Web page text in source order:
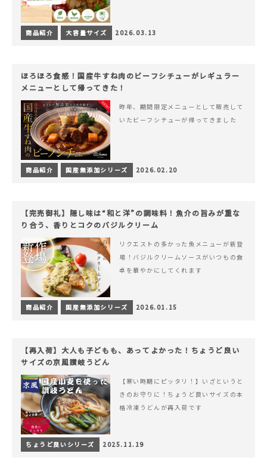
商品紹介 大容量サイズ 2026.03.13
ほろほろ食感！国産牛すね肉のビーフシチューがレギュラー
メニューとして帰ってきた！
昨年、期間限定メニューとして販売して
いたビーフシチューが帰ってきました
商品紹介 国産無添加シリーズ 2026.02.20
【完売御礼】隠し味は“和と洋”の調味料！魚介の旨みが重な
り合う、香りとコクのバジルクリーム
リクエストの多かった魚メニューが新登
場！バジルクリームソースがいつもの食
卓を華やかにしてくれます
商品紹介 国産無添加シリーズ 2026.01.15
【再入荷】大人も子どもも、あってよかった！ちょうど良い
サイズの京風讃岐うどん
【寒い時期にピッタリ！】いざというと
きのお守りに！ちょうど良いサイズの本
格冷凍うどんが再入荷です
ちょうど良いシリーズ 2025.11.19